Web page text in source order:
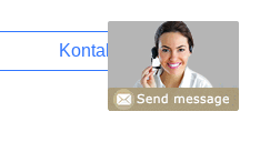
Kontakt